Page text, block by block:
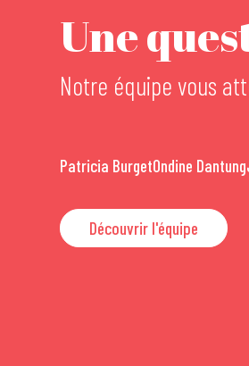
Une
Notre équipe vous
Patricia BurgetOndine Dantung
Découvrir l'équipe